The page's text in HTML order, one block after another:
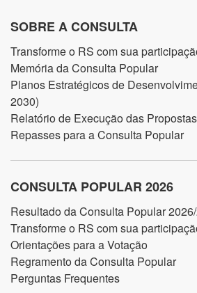
SOBRE A CONSULTA
Transforme o RS com sua
Memória da Consulta Popular
Planos Estratégicos de
2030)
Relatório de Execução das Propostas
Repasses para a Consulta Popular
CONSULTA POPULAR 2026
Resultado da Consulta Popular
Transforme o RS com sua
Orientações para a Votação
Regramento da Consulta Popular
Perguntas Frequentes